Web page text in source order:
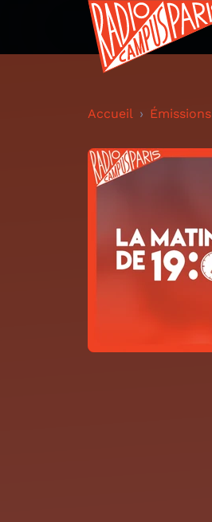
Accueil Émissions